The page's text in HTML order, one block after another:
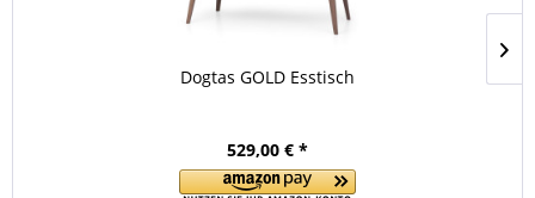
Dogtas GOLD Esstisch
529,00 € *